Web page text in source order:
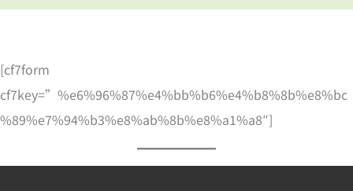
[cf7form
cf7key=”%e6%96%87%e4%bb%b6%e4%b8%8b%e8%bc
%89%e7%94%b3%e8%ab%8b%e8%a1%a8″]